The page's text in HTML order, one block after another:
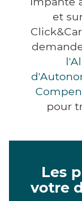
et
pour
Les
votre